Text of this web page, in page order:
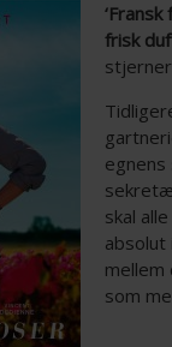
frisk
skal
absolut
mellem
som